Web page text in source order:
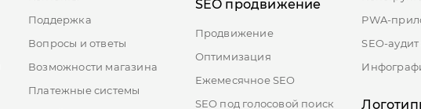
Поддержка
Вопросы и ответы
Возможности магазина
Платежные системы
SEO продвижение
Продвижение
Оптимизация
Ежемесячное SEO
SEO под голосовой поиск
PWA-
SEO-аудит